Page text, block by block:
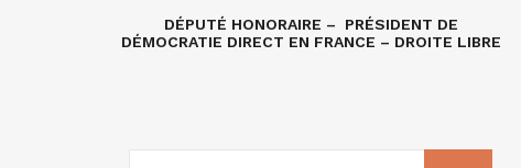
DÉPUTÉ HONORAIRE – PRÉSIDENT DE
DÉMOCRATIE DIRECT EN FRANCE – DROITE LIBRE